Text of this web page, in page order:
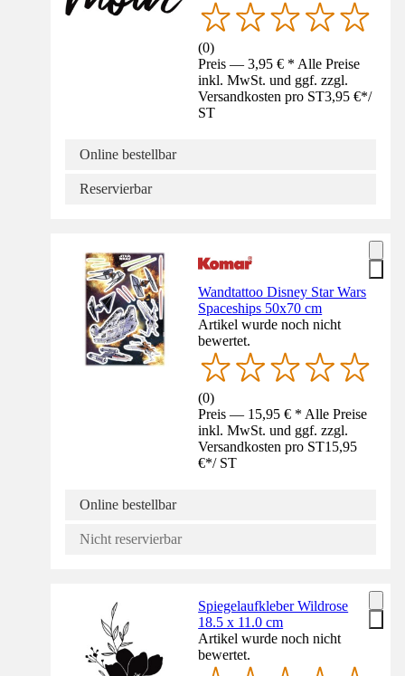
(0)
Preis — 3,95 € * Alle Preise
inkl. MwSt. und ggf. zzgl.
Versandkosten pro ST3,95 €*/
ST
Online bestellbar
Reservierbar
Wandtattoo Disney Star Wars
Spaceships 50x70 cm
Artikel wurde noch nicht
bewertet.
(0)
Preis — 15,95 € * Alle Preise
inkl. MwSt. und ggf. zzgl.
Versandkosten pro ST15,95
€*/ ST
Online bestellbar
Nicht reservierbar
Spiegelaufkleber Wildrose
18.5 x 11.0 cm
Artikel wurde noch nicht
bewertet.